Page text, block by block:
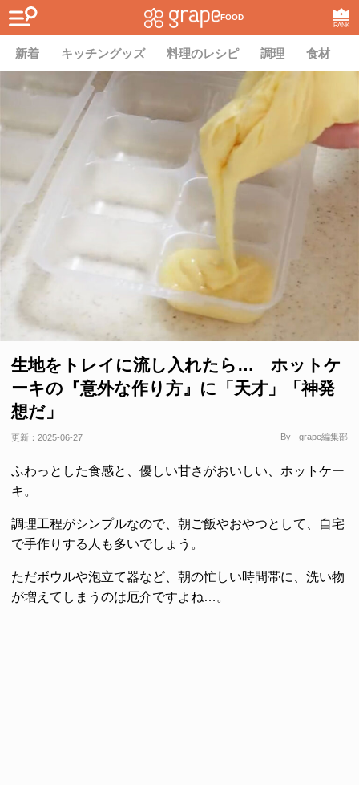
FOOD
RANK
新着 キッチングッズ 料理のレシピ 調理 食材
生地をトレイに流し入れたら… ホットケ
ーキの『意外な作り方』に「天才」「神発
想だ」
更新： 2025-06-27 By - grape編集部
ふわっとした食感と、優しい甘さがおいしい、ホットケー
キ。
調理工程がシンプルなので、朝ご飯やおやつとして、自宅
で手作りする人も多いでしょう。
ただボウルや泡立て器など、朝の忙しい時間帯に、洗い物
が増えてしまうのは厄介ですよね…。